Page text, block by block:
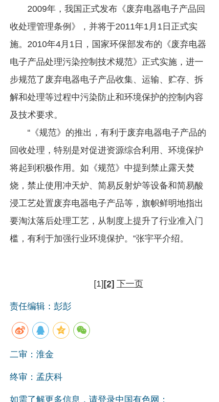
2009年，我国正式发布《废弃电器电子产品回
收处理管理条例》，并将于2011年1月1日正式实
施。2010年4月1日，国家环保部发布的《废弃电器
电子产品处理污染控制技术规范》正式实施，进一
步规范了废弃电器电子产品收集、运输、贮存、拆
解和处理等过程中污染防止和环境保护的控制内容
及技术要求。
“《规范》的推出，有利于废弃电器电子产品的
回收处理，特别是对促进资源综合利用、环境保护
将起到积极作用。如《规范》中提到禁止露天焚
烧，禁止使用冲天炉、简易反射炉等设备和简易酸
浸工艺处置废弃电器电子产品等，旗帜鲜明地指出
要淘汰落后处理工艺，从制度上提升了行业准入门
槛，有利于加强行业环境保护。”张宇平介绍。
[1][2] 下一页
责任编辑：彭彭
二审：淮金
终审：孟庆科
如需了解更多信息，请登录中国有色网：